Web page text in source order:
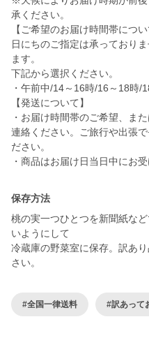
承ください。
【ご希望のお届け時間帯につい
日にちのご指定は承っており
ます。
下記から選択ください。
・午前中/14～16時/16～18時/
【発送について】
・お届け時間帯のご希望、ま
連絡ください。ご旅行や出張
ださい。
・商品はお届け日当日中にお受
保存方法
桃の実一つひとつを新聞紙な
いようにして
冷蔵庫の野菜室に保存。訳あ
さい。
#全国一律送料 #訳あって